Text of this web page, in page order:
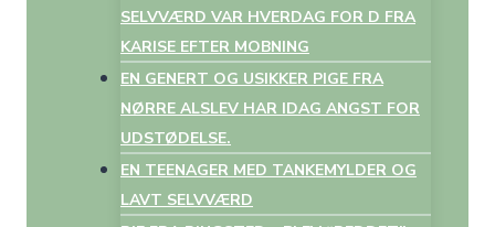
SELVVÆRD VAR HVERDAG FOR D FRA
KARISE EFTER MOBNING
EN GENERT OG USIKKER PIGE FRA
NØRRE ALSLEV HAR IDAG ANGST FOR
UDSTØDELSE.
EN TEENAGER MED TANKEMYLDER OG
LAVT SELVVÆRD